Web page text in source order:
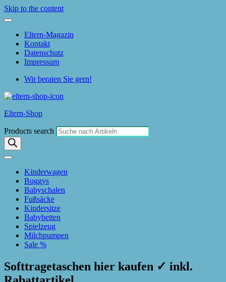
Skip to the content
Eltern-Magazin
Kontakt
Datenschutz
Impressum
Wir beraten Sie gern!
Eltern-Shop
Products search
Kinderwagen
Buggys
Babyschalen
Fußsäcke
Kindersitze
Babybetten
Spielzeug
Milchpumpen
Sale %
Softtragetaschen hier kaufen ✓ inkl.